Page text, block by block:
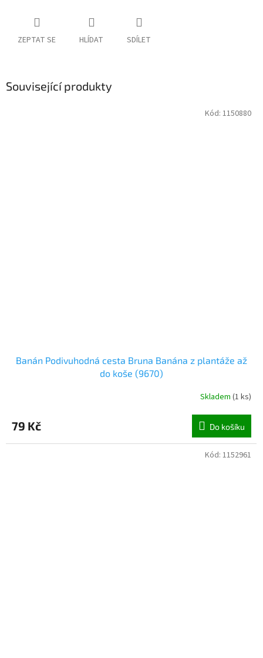
ZEPTAT SE HLÍDAT SDÍLET
Související produkty
Banán Podivuhodná cesta Bruna Banána z plantáže až
do koše (9670)
Skladem (1 ks)
79 Kč Do košíku
Kód: 1150880
Kód: 1152961